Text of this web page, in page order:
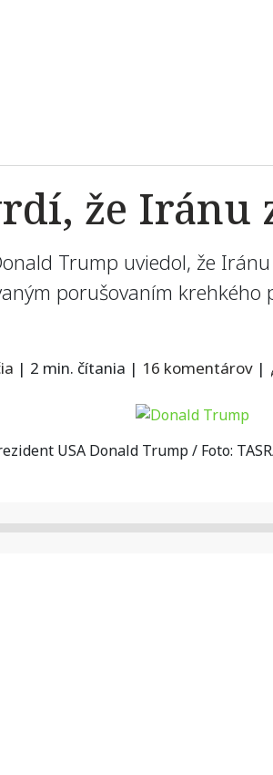
že Iránu
Trump uviedol, že
porušovaním
| 2 min. čítania | 16 komentárov |
USA Donald Trump / Foto: